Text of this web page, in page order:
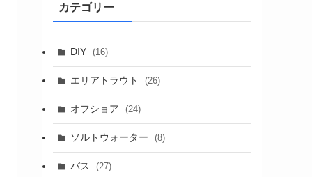
カテゴリー
DIY (16)
エリアトラウト (26)
オフショア (24)
ソルトウォーター (8)
バス (27)